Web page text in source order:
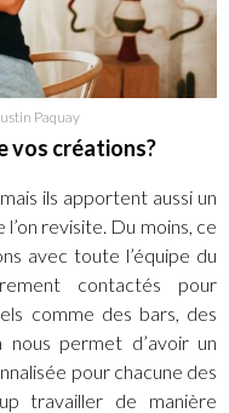
Paquay
vos créations?
ils apportent aussi un
l’on revisite. Du moins, ce
avec toute l’équipe du
contactés pour
comme des bars, des
nous permet d’avoir un
pour chacune des
travailler de manière